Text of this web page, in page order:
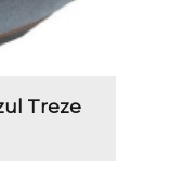
Treze